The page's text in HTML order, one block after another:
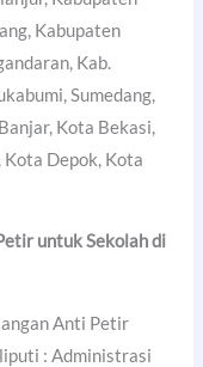
Kabupaten
Kab.
Sumedang,
Kota Bekasi,
Kota Depok, Kota
untuk Sekolah di
Anti Petir
: Administrasi